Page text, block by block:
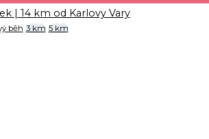
| 14 km od Karlovy Vary
běh 3 km 5 km